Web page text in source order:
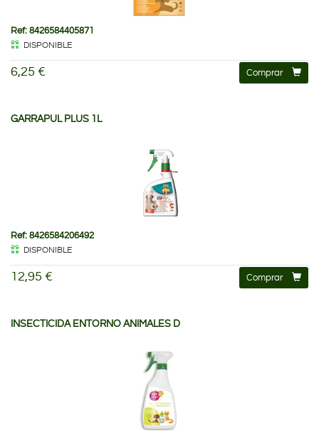
Ref: 8426584405871
DISPONIBLE
6,25 € Comprar
GARRAPUL PLUS 1L
Ref: 8426584206492
DISPONIBLE
12,95 € Comprar
INSECTICIDA ENTORNO ANIMALES D